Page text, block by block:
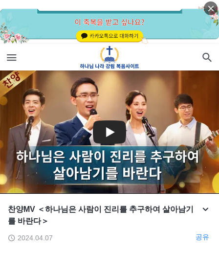
찬양MV ＜하나님은 사람이 진리를 추구하여 살아남기
를 바란다＞
2024.04.07 공유